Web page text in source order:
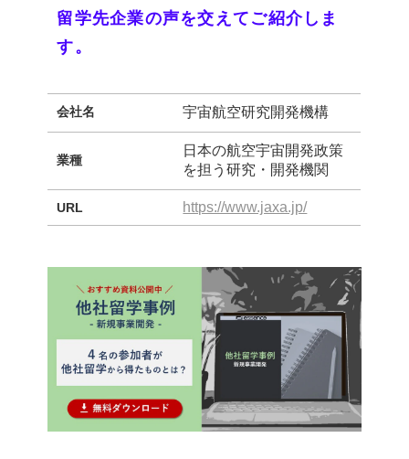
留学先企業の声を交えてご紹介しま
す。
会社名 宇宙航空研究開発機構
業種
日本の航空宇宙開発政策
を担う研究・開発機関
URL https://www.jaxa.jp/